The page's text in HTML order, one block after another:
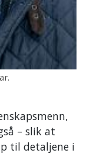
– slik at
til detaljene i